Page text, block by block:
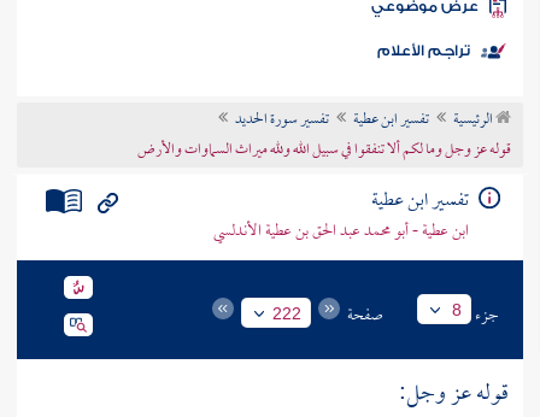
الكتب
موضوعي
تراجم الأعلام
الرئيسية تفسير ابن عطية
تفسير سورة الحديد
قوله عز وجل وما لكم ألا تنفقوا في سبيل الله ولله ميراث السماوات والأرض
تفسير ابن عطية
ابن عطية - أبو محمد عبد الحق بن عطية الأندلسي
جزء 8 صفحة 222
قوله عز وجل: